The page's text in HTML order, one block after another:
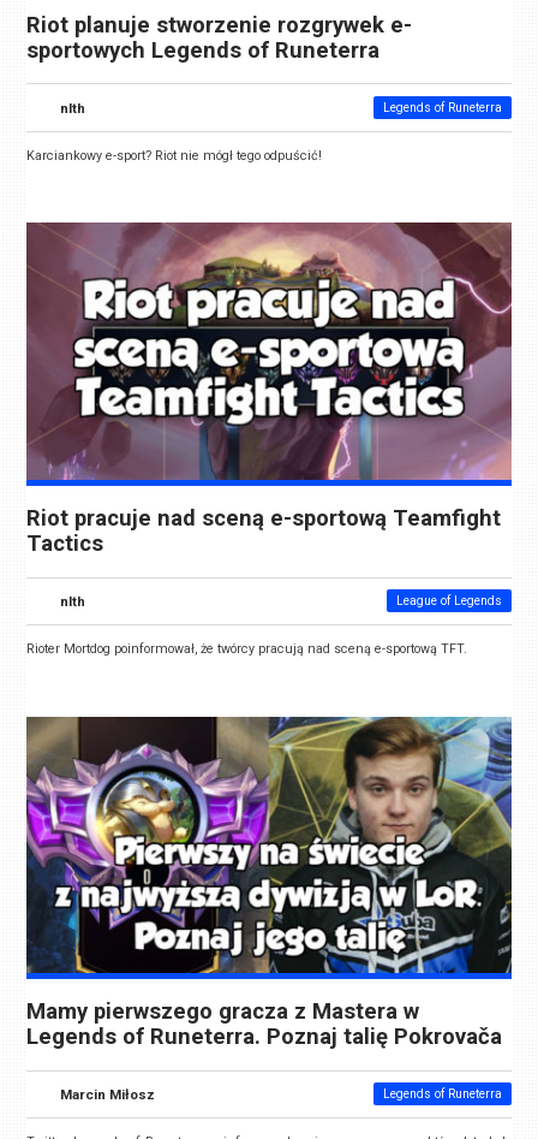
Riot planuje stworzenie rozgrywek e-
sportowych Legends of Runeterra
nlth Legends of Runeterra
Karciankowy e-sport? Riot nie mógł tego odpuścić!
Riot pracuje nad sceną e-sportową Teamfight
Tactics
nlth League of Legends
Rioter Mortdog poinformował, że twórcy pracują nad sceną e-sportową TFT.
Mamy pierwszego gracza z Mastera w
Legends of Runeterra. Poznaj talię Pokrovača
Marcin Miłosz Legends of Runeterra